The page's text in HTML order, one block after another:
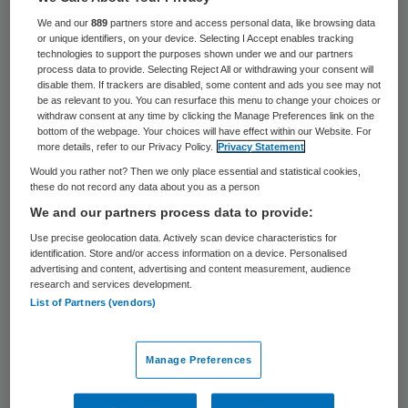
14 september 2023,10:56
341 keer gelezen
De Taskforce Integriteit Zorgsector (TIZ) is
genomineerd voor de Anti Fraude Award
2023. TIZ is een van de 26 kanshebbers op
een longlist voor de Anti Fraude Award.
Een tweede kanshebber uit de zorgsector
voor deze prijs is VGZ. De jury nomineert de
zorgverzekeraar voor het VGZ Anti-Fraude
Event. De winnaar wordt bekendgemaakt
tijdens het Fraude Film Festival op 3
november in het Koninklijk Theater
We and our889 partners store and access personal data, like browsing data
or unique identifiers, on your device. Selecting I Accept enables tracking
technologies to support the purposes shown under we and our partners
process data to provide. Selecting Reject All or withdrawing your consent will
disable them. If trackers are disabled, some content and ads you see may not
be as relevant to you. You can resurface this menu to change your choices or
withdraw consent at any time by clicking the Manage Preferences link on the
bottom of the webpage. Your choices will have effect within our Website. For
more details, refer to our Privacy Policy.
Privacy Statement
Would you rather not? Then we only place essential and statistical cookies,
these do not record any data about you as a person
We and our partners process data to provide:
Use precise geolocation data. Actively scan device characteristics for
identification. Store and/or access information on a device. Personalised
advertising and content, advertising and content measurement, audience
research and services development.
List of Partners (vendors)
Manage Preferences